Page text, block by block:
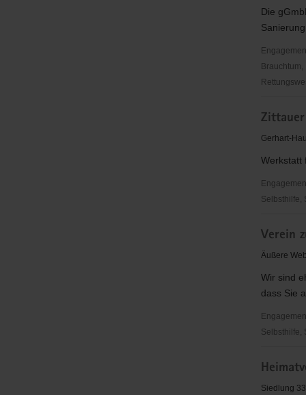
Die
Volkshaus
Zittau
Gerhart-
Werkstatt
Selbsthilfe,
e.
Verein
Äußere
Wir sind
dass Sie
Selbsthilfe,
zur
Siedlung